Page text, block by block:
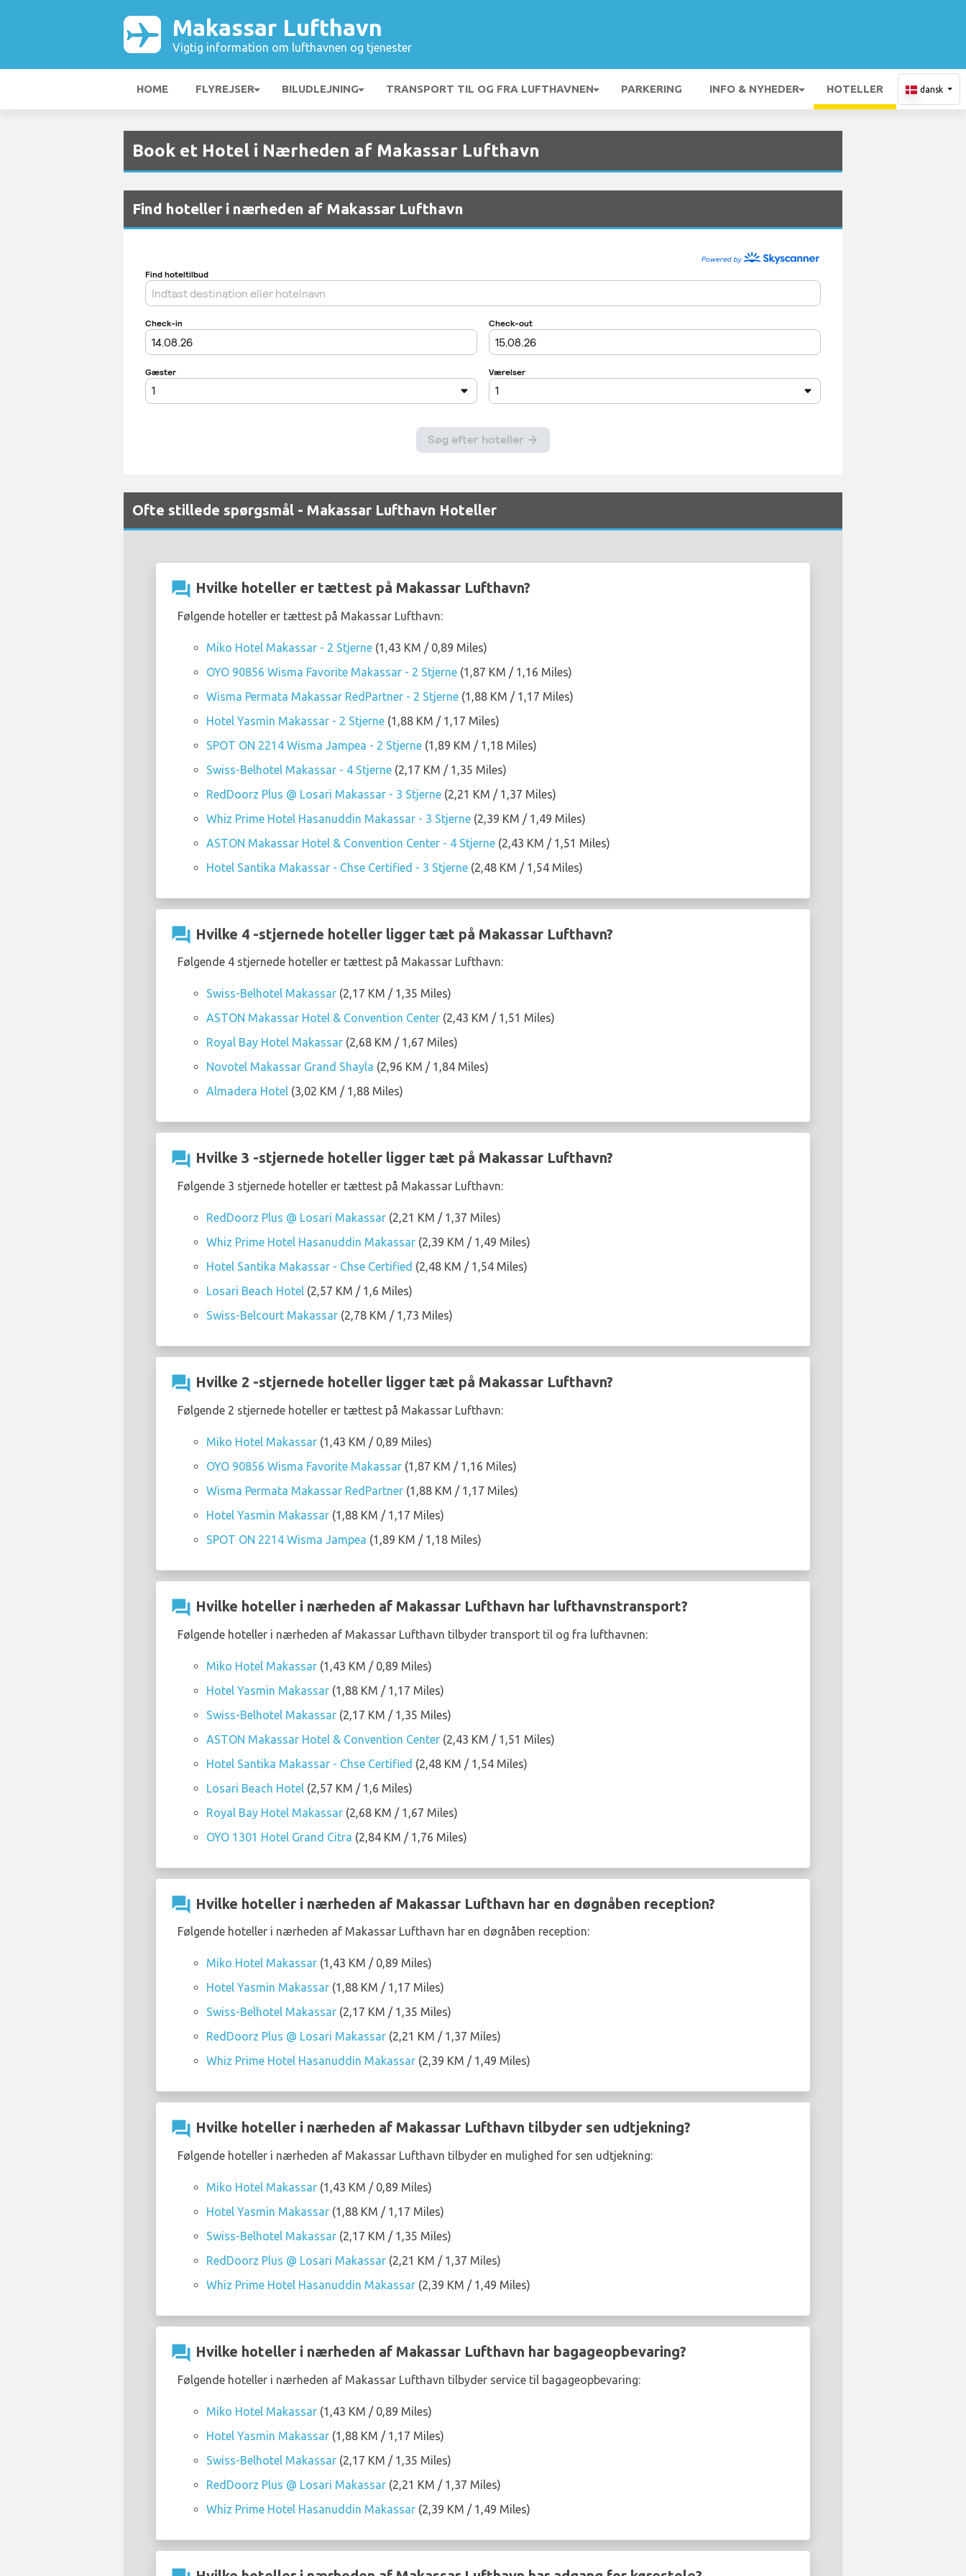
Makassar Lufthavn
Vigtig information om lufthavnen og tjenester
HOME FLYREJSER BILUDLEJNING TRANSPORT TIL OG FRA LUFTHAVNEN PARKERING INFO & NYHEDER HOTELLER dansk
Book et Hotel i Nærheden af Makassar Lufthavn
Find hoteller i nærheden af Makassar Lufthavn
Ofte stillede spørgsmål - Makassar Lufthavn Hoteller
question_answer Hvilke hoteller er tættest på Makassar Lufthavn?
Følgende hoteller er tættest på Makassar Lufthavn:
Miko Hotel Makassar - 2 Stjerne (1,43 KM / 0,89 Miles)
OYO 90856 Wisma Favorite Makassar - 2 Stjerne (1,87 KM / 1,16 Miles)
Wisma Permata Makassar RedPartner - 2 Stjerne (1,88 KM / 1,17 Miles)
Hotel Yasmin Makassar - 2 Stjerne (1,88 KM / 1,17 Miles)
SPOT ON 2214 Wisma Jampea - 2 Stjerne (1,89 KM / 1,18 Miles)
Swiss-Belhotel Makassar - 4 Stjerne (2,17 KM / 1,35 Miles)
RedDoorz Plus @ Losari Makassar - 3 Stjerne (2,21 KM / 1,37 Miles)
Whiz Prime Hotel Hasanuddin Makassar - 3 Stjerne (2,39 KM / 1,49 Miles)
ASTON Makassar Hotel & Convention Center - 4 Stjerne (2,43 KM / 1,51 Miles)
Hotel Santika Makassar - Chse Certified - 3 Stjerne (2,48 KM / 1,54 Miles)
question_answer Hvilke 4 -stjernede hoteller ligger tæt på Makassar Lufthavn?
Følgende 4 stjernede hoteller er tættest på Makassar Lufthavn:
Swiss-Belhotel Makassar (2,17 KM / 1,35 Miles)
ASTON Makassar Hotel & Convention Center (2,43 KM / 1,51 Miles)
Royal Bay Hotel Makassar (2,68 KM / 1,67 Miles)
Novotel Makassar Grand Shayla (2,96 KM / 1,84 Miles)
Almadera Hotel (3,02 KM / 1,88 Miles)
question_answer Hvilke 3 -stjernede hoteller ligger tæt på Makassar Lufthavn?
Følgende 3 stjernede hoteller er tættest på Makassar Lufthavn:
RedDoorz Plus @ Losari Makassar (2,21 KM / 1,37 Miles)
Whiz Prime Hotel Hasanuddin Makassar (2,39 KM / 1,49 Miles)
Hotel Santika Makassar - Chse Certified (2,48 KM / 1,54 Miles)
Losari Beach Hotel (2,57 KM / 1,6 Miles)
Swiss-Belcourt Makassar (2,78 KM / 1,73 Miles)
question_answer Hvilke 2 -stjernede hoteller ligger tæt på Makassar Lufthavn?
Følgende 2 stjernede hoteller er tættest på Makassar Lufthavn:
Miko Hotel Makassar (1,43 KM / 0,89 Miles)
OYO 90856 Wisma Favorite Makassar (1,87 KM / 1,16 Miles)
Wisma Permata Makassar RedPartner (1,88 KM / 1,17 Miles)
Hotel Yasmin Makassar (1,88 KM / 1,17 Miles)
SPOT ON 2214 Wisma Jampea (1,89 KM / 1,18 Miles)
question_answer Hvilke hoteller i nærheden af Makassar Lufthavn har lufthavnstransport?
Følgende hoteller i nærheden af Makassar Lufthavn tilbyder transport til og fra lufthavnen:
Miko Hotel Makassar (1,43 KM / 0,89 Miles)
Hotel Yasmin Makassar (1,88 KM / 1,17 Miles)
Swiss-Belhotel Makassar (2,17 KM / 1,35 Miles)
ASTON Makassar Hotel & Convention Center (2,43 KM / 1,51 Miles)
Hotel Santika Makassar - Chse Certified (2,48 KM / 1,54 Miles)
Losari Beach Hotel (2,57 KM / 1,6 Miles)
Royal Bay Hotel Makassar (2,68 KM / 1,67 Miles)
OYO 1301 Hotel Grand Citra (2,84 KM / 1,76 Miles)
question_answer Hvilke hoteller i nærheden af Makassar Lufthavn har en døgnåben reception?
Følgende hoteller i nærheden af Makassar Lufthavn har en døgnåben reception:
Miko Hotel Makassar (1,43 KM / 0,89 Miles)
Hotel Yasmin Makassar (1,88 KM / 1,17 Miles)
Swiss-Belhotel Makassar (2,17 KM / 1,35 Miles)
RedDoorz Plus @ Losari Makassar (2,21 KM / 1,37 Miles)
Whiz Prime Hotel Hasanuddin Makassar (2,39 KM / 1,49 Miles)
question_answer Hvilke hoteller i nærheden af Makassar Lufthavn tilbyder sen udtjekning?
Følgende hoteller i nærheden af Makassar Lufthavn tilbyder en mulighed for sen udtjekning:
Miko Hotel Makassar (1,43 KM / 0,89 Miles)
Hotel Yasmin Makassar (1,88 KM / 1,17 Miles)
Swiss-Belhotel Makassar (2,17 KM / 1,35 Miles)
RedDoorz Plus @ Losari Makassar (2,21 KM / 1,37 Miles)
Whiz Prime Hotel Hasanuddin Makassar (2,39 KM / 1,49 Miles)
question_answer Hvilke hoteller i nærheden af Makassar Lufthavn har bagageopbevaring?
Følgende hoteller i nærheden af Makassar Lufthavn tilbyder service til bagageopbevaring:
Miko Hotel Makassar (1,43 KM / 0,89 Miles)
Hotel Yasmin Makassar (1,88 KM / 1,17 Miles)
Swiss-Belhotel Makassar (2,17 KM / 1,35 Miles)
RedDoorz Plus @ Losari Makassar (2,21 KM / 1,37 Miles)
Whiz Prime Hotel Hasanuddin Makassar (2,39 KM / 1,49 Miles)